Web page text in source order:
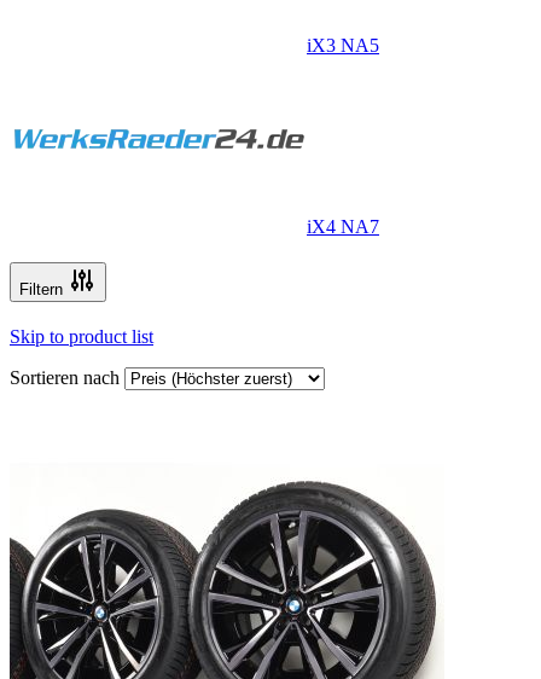
iX3 NA5
iX4 NA7
Filtern
Skip to product list
Sortieren nach